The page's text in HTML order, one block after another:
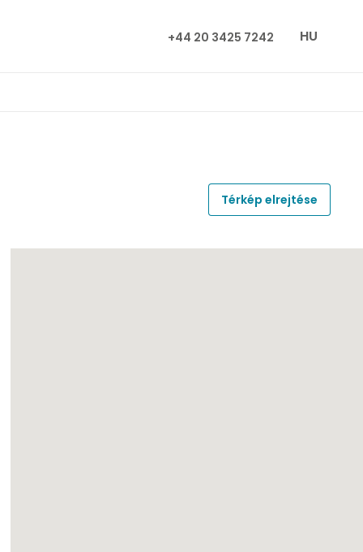
+44 20 3425 7242 HU
Térkép elrejtése